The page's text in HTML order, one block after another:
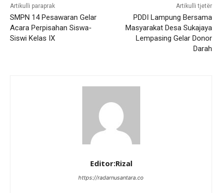
Artikulli paraprak
SMPN 14 Pesawaran Gelar
Acara Perpisahan Siswa-
Siswi Kelas IX
Artikulli tjetër
PDDI Lampung Bersama
Masyarakat Desa Sukajaya
Lempasing Gelar Donor
Darah
Editor:Rizal
https://radarnusantara.co